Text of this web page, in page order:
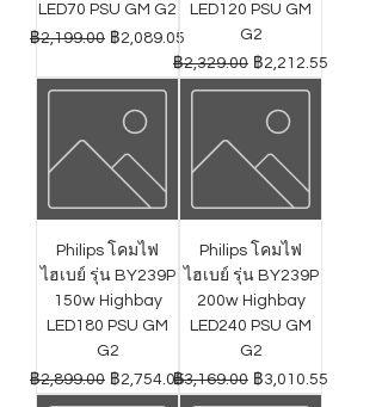
LED70 PSU GM G2
ราคาปกติ
฿2,199.00 ราคาขายลด
฿2,089.05
LED120 PSU GM
G2
ราคาปกติ
฿2,329.00 ราคาขายลด
฿2,212.55
Philips โคมไฟ
ไฮเบย์ รุ่น BY239P
150w Highbay
LED180 PSU GM
G2
ราคาปกติ
฿2,899.00 ราคาขายลด
฿2,754.05
Philips โคมไฟ
ไฮเบย์ รุ่น BY239P
200w Highbay
LED240 PSU GM
G2
ราคาปกติ
฿3,169.00 ราคาขายลด
฿3,010.55